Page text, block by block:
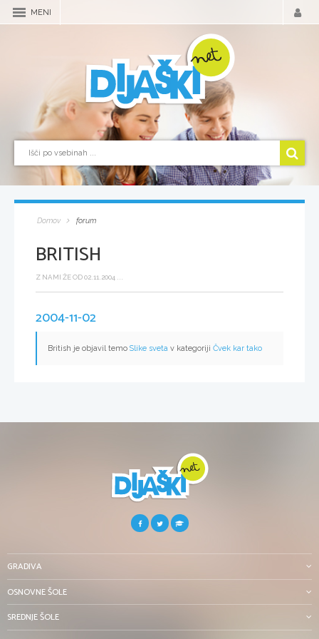
MENI
Domov forum
BRITISH
Z NAMI ŽE OD 02.11.2004 ...
2004-11-02
British je objavil temo Slike sveta v kategoriji Čvek kar tako
GRADIVA
OSNOVNE ŠOLE
SREDNJE ŠOLE